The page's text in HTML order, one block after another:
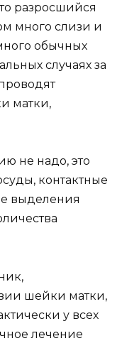
разросшийся
много слизи и
обычных
случаях за
матки,
не надо, это
контактные
выделения
шейки матки,
у всех
лечение